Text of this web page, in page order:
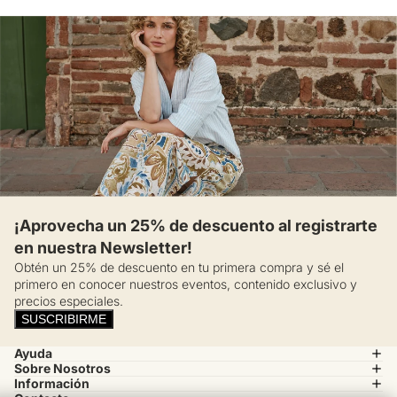
¡Aprovecha un 25% de descuento al registrarte
en nuestra Newsletter!
Obtén un 25% de descuento en tu primera compra y sé el
primero en conocer nuestros eventos, contenido exclusivo y
precios especiales.
SUSCRIBIRME
Ayuda
Sobre Nosotros
Información